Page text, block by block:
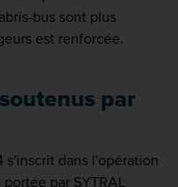
bus sont plus
est renforcée.
par
s'inscrit dans l'opération
par SYTRAL